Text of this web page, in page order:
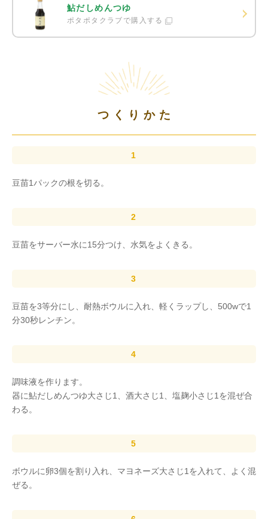
鮎だしめんつゆ
ポタポタクラブで購入する
つくりかた
豆苗1パックの根を切る。
豆苗をサーバー水に15分つけ、水気をよくきる。
豆苗を3等分にし、耐熱ボウルに入れ、軽くラップし、500wで1
分30秒レンチン。
調味液を作ります。
器に鮎だしめんつゆ大さじ1、酒大さじ1、塩麹小さじ1を混ぜ合
わる。
ボウルに卵3個を割り入れ、マヨネーズ大さじ1を入れて、よく混
ぜる。